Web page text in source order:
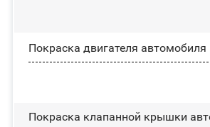
Покраска двигателя автомобиля
Покраска клапанной крышки